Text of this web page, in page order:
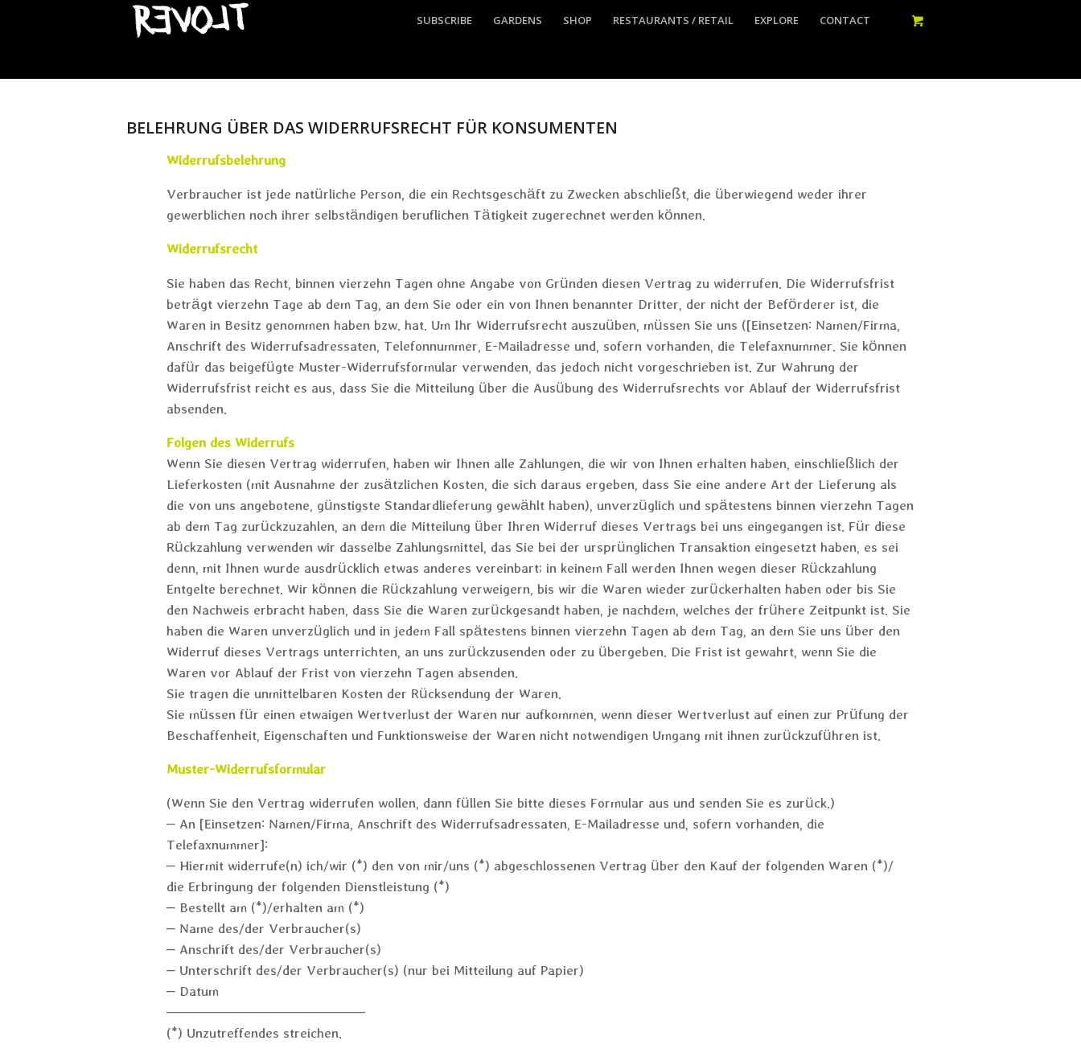
SUBSCRIBE GARDENS SHOP RESTAURANTS / RETAIL EXPLORE CONTACT
BELEHRUNG ÜBER DAS WIDERRUFSRECHT FÜR KONSUMENTEN
Widerrufsbelehrung
Verbraucher ist jede natürliche Person, die ein Rechtsgeschäft zu Zwecken abschließt, die überwiegend weder ihrer
gewerblichen noch ihrer selbständigen beruflichen Tätigkeit zugerechnet werden können.
Widerrufsrecht
Sie haben das Recht, binnen vierzehn Tagen ohne Angabe von Gründen diesen Vertrag zu widerrufen. Die Widerrufsfrist
beträgt vierzehn Tage ab dem Tag, an dem Sie oder ein von Ihnen benannter Dritter, der nicht der Beförderer ist, die
Waren in Besitz genommen haben bzw. hat. Um Ihr Widerrufsrecht auszuüben, müssen Sie uns ([Einsetzen: Namen/Firma,
Anschrift des Widerrufsadressaten, Telefonnummer, E-Mailadresse und, sofern vorhanden, die Telefaxnummer. Sie können
dafür das beigefügte Muster-Widerrufsformular verwenden, das jedoch nicht vorgeschrieben ist. Zur Wahrung der
Widerrufsfrist reicht es aus, dass Sie die Mitteilung über die Ausübung des Widerrufsrechts vor Ablauf der Widerrufsfrist
absenden.
Folgen des Widerrufs
Wenn Sie diesen Vertrag widerrufen, haben wir Ihnen alle Zahlungen, die wir von Ihnen erhalten haben, einschließlich der
Lieferkosten (mit Ausnahme der zusätzlichen Kosten, die sich daraus ergeben, dass Sie eine andere Art der Lieferung als
die von uns angebotene, günstigste Standardlieferung gewählt haben), unverzüglich und spätestens binnen vierzehn Tagen
ab dem Tag zurückzuzahlen, an dem die Mitteilung über Ihren Widerruf dieses Vertrags bei uns eingegangen ist. Für diese
Rückzahlung verwenden wir dasselbe Zahlungsmittel, das Sie bei der ursprünglichen Transaktion eingesetzt haben, es sei
denn, mit Ihnen wurde ausdrücklich etwas anderes vereinbart; in keinem Fall werden Ihnen wegen dieser Rückzahlung
Entgelte berechnet. Wir können die Rückzahlung verweigern, bis wir die Waren wieder zurückerhalten haben oder bis Sie
den Nachweis erbracht haben, dass Sie die Waren zurückgesandt haben, je nachdem, welches der frühere Zeitpunkt ist. Sie
haben die Waren unverzüglich und in jedem Fall spätestens binnen vierzehn Tagen ab dem Tag, an dem Sie uns über den
Widerruf dieses Vertrags unterrichten, an uns zurückzusenden oder zu übergeben. Die Frist ist gewahrt, wenn Sie die
Waren vor Ablauf der Frist von vierzehn Tagen absenden.
Sie tragen die unmittelbaren Kosten der Rücksendung der Waren.
Sie müssen für einen etwaigen Wertverlust der Waren nur aufkommen, wenn dieser Wertverlust auf einen zur Prüfung der
Beschaffenheit, Eigenschaften und Funktionsweise der Waren nicht notwendigen Umgang mit ihnen zurückzuführen ist.
Muster-Widerrufsformular
(Wenn Sie den Vertrag widerrufen wollen, dann füllen Sie bitte dieses Formular aus und senden Sie es zurück.)
– An [Einsetzen: Namen/Firma, Anschrift des Widerrufsadressaten, E-Mailadresse und, sofern vorhanden, die
Telefaxnummer]:
– Hiermit widerrufe(n) ich/wir (*) den von mir/uns (*) abgeschlossenen Vertrag über den Kauf der folgenden Waren (*)/
die Erbringung der folgenden Dienstleistung (*)
– Bestellt am (*)/erhalten am (*)
– Name des/der Verbraucher(s)
– Anschrift des/der Verbraucher(s)
– Unterschrift des/der Verbraucher(s) (nur bei Mitteilung auf Papier)
– Datum
—————————————
(*) Unzutreffendes streichen.